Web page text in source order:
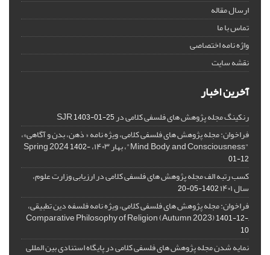
ارسال مقاله
تماس با ما
واژه نامه اختصاصی
نقشه سایت
آخرین اخبار
رنکینگ مجله پژوهش های فلسفی کلامی در SJR1403-01-25
فراخوان: مجله پژوهش های فلسفی کلامی، ویژه نامه « ذهن، بدن و آگاهی»،
"Mind, Body, and Consciousness"، بهار ۱۴۰۳، Spring 2024
1402-
01-12
کسب رتبه الف مجله پژوهش های فلسفی کلامی در ارزیابی وزارت علوم،
سال ۱۴۰۱ 1402-05-20
فراخوان: مجله پژوهش های فلسفی کلامی، ویژه نامه فلسفه دین تطبیقی،
,Comparative Philosophy of Religion (Autumn 2023)
1401-12-
10
نمایه شدن مجله پژوهش های فلسفی کلامی در پایگاه استنادی بین المللی